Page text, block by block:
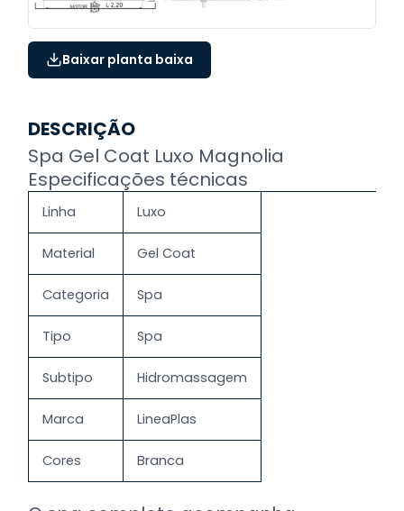
Baixar planta baixa
DESCRIÇÃO
Spa Gel Coat Luxo Magnolia
Especificações técnicas
Linha Luxo
Material Gel Coat
Categoria Spa
Tipo Spa
Subtipo Hidromassagem
Marca LineaPlas
Cores Branca